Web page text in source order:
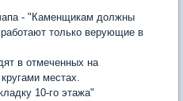
- "Каменщикам должны
только верующие в
в отмеченных на
местах.
10-го этажа"